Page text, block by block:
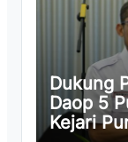
Dukung
Daop 5
Kejari